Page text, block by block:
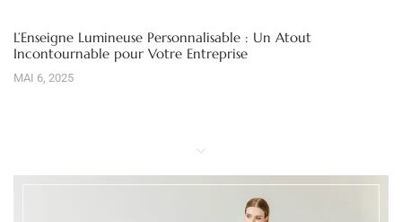
L’Enseigne Lumineuse Personnalisable : Un Atout
Incontournable pour Votre Entreprise
MAI 6, 2025